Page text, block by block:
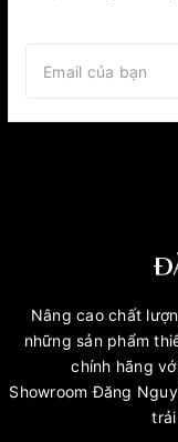
Nâng cao chất
những sản phẩm
chính hãng
Showroom Đăng